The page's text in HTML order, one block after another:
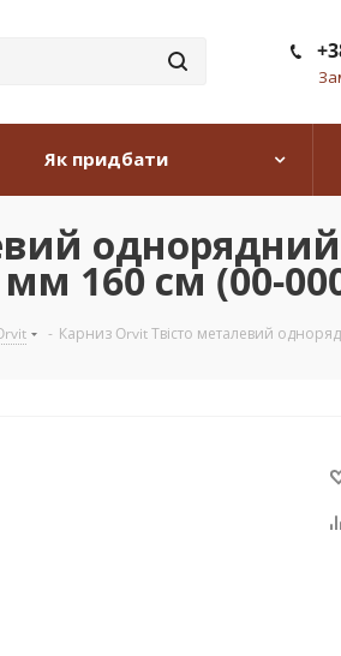
Як придбати
160 см (00-
- Карниз Orvit Твісто металевий